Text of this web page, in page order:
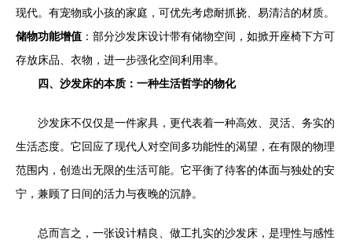
现代。有宠物或小孩的家庭，可优先考虑耐抓挠、易清洁的材质。
储物功能增值 ：部分沙发床设计带有储物空间，如掀开座椅下方可
存放床品、衣物，进一步强化空间利用率。
四、沙发床的本质：一种生活哲学的物化
沙发床不仅仅是一件家具，更代表着一种高效、灵活、务实的
生活态度。它回应了现代人对空间多功能性的渴望，在有限的物理
范围内，创造出无限的生活可能。它平衡了待客的体面与独处的安
宁，兼顾了日间的活力与夜晚的沉静。
总而言之，一张设计精良、做工扎实的沙发床，是理性与感性